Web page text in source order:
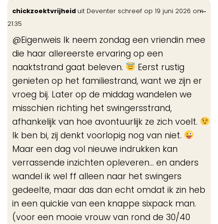
chickzoektvrijheid uit Deventer schreef op 19 juni 2026 om
21:35
@Eigenweis Ik neem zondag een vriendin mee
die haar allereerste ervaring op een
naaktstrand gaat beleven.
Eerst rustig
genieten op het familiestrand, want we zijn er
vroeg bij. Later op de middag wandelen we
misschien richting het swingersstrand,
afhankelijk van hoe avontuurlijk ze zich voelt.
Ik ben bi, zij denkt voorlopig nog van niet.
Maar een dag vol nieuwe indrukken kan
verrassende inzichten opleveren... en anders
wandel ik wel ff alleen naar het swingers
gedeelte, maar das dan echt omdat ik zin heb
in een quickie van een knappe sixpack man.
(voor een mooie vrouw van rond de 30/40
...